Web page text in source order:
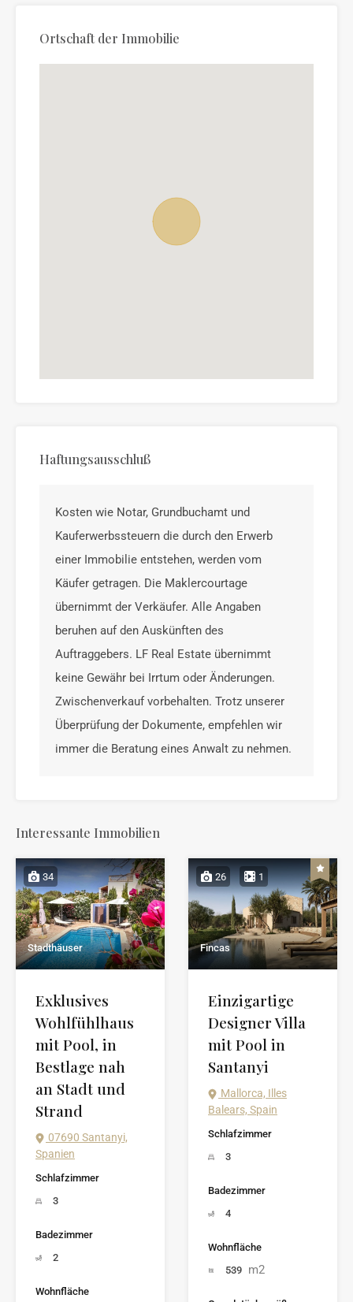
Ortschaft der Immobilie
Haftungsausschluß
Kosten wie Notar, Grundbuchamt und
Kauferwerbssteuern die durch den Erwerb
einer Immobilie entstehen, werden vom
Käufer getragen. Die Maklercourtage
übernimmt der Verkäufer. Alle Angaben
beruhen auf den Auskünften des
Auftraggebers. LF Real Estate übernimmt
keine Gewähr bei Irrtum oder Änderungen.
Zwischenverkauf vorbehalten. Trotz unserer
Überprüfung der Dokumente, empfehlen wir
immer die Beratung eines Anwalt zu nehmen.
Interessante Immobilien
34
Stadthäuser
Exklusives
Wohlfühlhaus
mit Pool, in
Bestlage nah
an Stadt und
Strand
07690 Santanyi,
Spanien
Schlafzimmer
3
Badezimmer
2
Wohnfläche
26 1
Fincas
Einzigartige
Designer Villa
mit Pool in
Santanyi
Mallorca, Illes
Balears, Spain
Schlafzimmer
3
Badezimmer
4
Wohnfläche
539 m2